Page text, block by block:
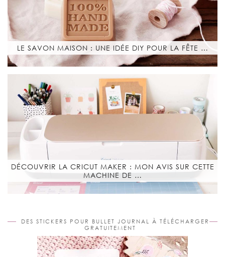
LE SAVON MAISON : UNE IDÉE DIY POUR LA FÊTE …
DÉCOUVRIR LA CRICUT MAKER : MON AVIS SUR CETTE
MACHINE DE …
DES STICKERS POUR BULLET JOURNAL À TÉLÉCHARGER
GRATUITEMENT